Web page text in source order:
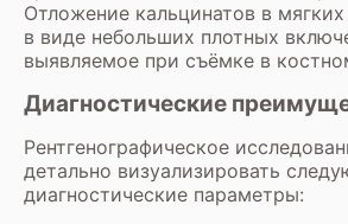
Отложение кальцинатов в мягких
в виде небольших плотных
выявляемое при съёмке в
Диагностические
Рентгенографическое
детально визуализировать
диагностические параметры: